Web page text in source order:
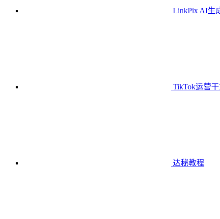
LinkPix AI生
TikTok运营
达秘教程